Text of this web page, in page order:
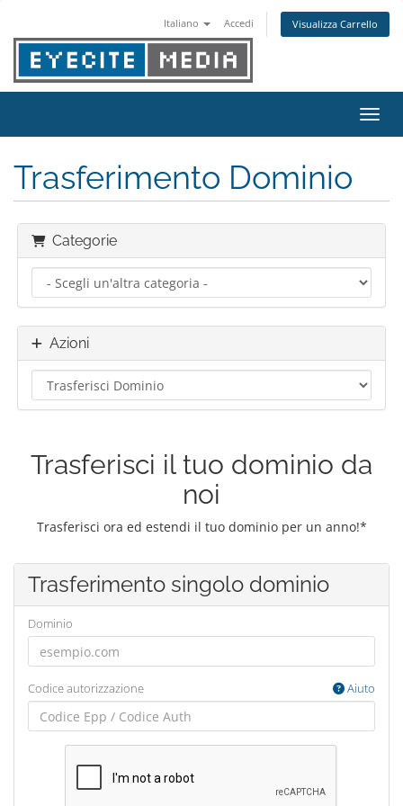
Italiano Accedi Visualizza Carrello
Trasferimento Dominio
Categorie
Azioni
Trasferisci il tuo dominio da
noi
Trasferisci ora ed estendi il tuo dominio per un anno!*
Trasferimento singolo dominio
Dominio
Codice autorizzazione Aiuto